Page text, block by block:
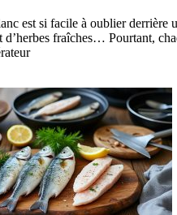
est si facile à oublier derrière
d’herbes fraîches… Pourtant,